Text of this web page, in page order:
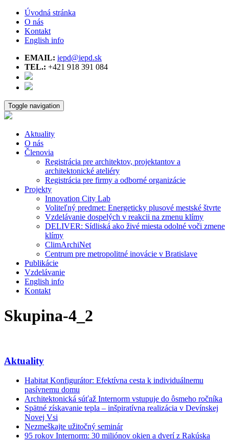
Úvodná stránka
O nás
Kontakt
English info
EMAIL: iepd@iepd.sk
TEL.: +421 918 391 084
Toggle navigation
Aktuality
O nás
Členovia
Registrácia pre architektov, projektantov a
architektonické ateliéry
Registrácia pre firmy a odborné organizácie
Projekty
Innovation City Lab
Voliteľný predmet: Energeticky plusové mestské štvrte
Vzdelávanie dospelých v reakcii na zmenu klímy
DELIVER: Sídliská ako živé miesta odolné voči zmene
klímy
ClimArchiNet
Centrum pre metropolitné inovácie v Bratislave
Publikácie
Vzdelávanie
English info
Kontakt
Skupina-4_2
Aktuality
Habitat Konfigurátor: Efektívna cesta k individuálnemu
pasívnemu domu
Architektonická súťaž Internorm vstupuje do ôsmeho ročníka
Spätné získavanie tepla – inšpiratívna realizácia v Devínskej
Novej Vsi
Nezmeškajte užitočný seminár
95 rokov Internorm: 30 miliónov okien a dverí z Rakúska